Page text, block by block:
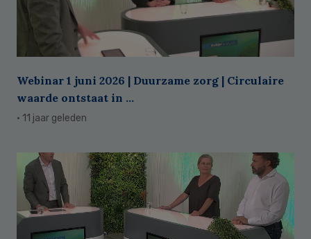
Webinar 1 juni 2026 | Duurzame zorg | Circulaire
waarde ontstaat in ...
· 11 jaar geleden